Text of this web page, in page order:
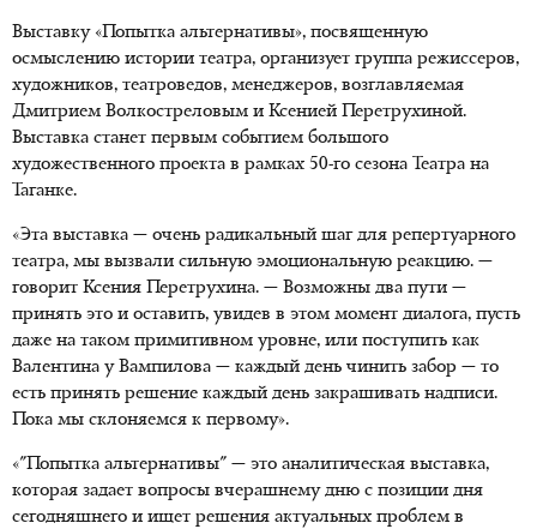
Выставку «Попытка альтернативы», посвященную
осмыслению истории театра, организует группа режиссеров,
художников, театроведов, менеджеров, возглавляемая
Дмитрием Волкостреловым и Ксенией Перетрухиной.
Выставка станет первым событием большого
художественного проекта в рамках 50-го сезона Театра на
Таганке.
«Эта выставка — очень радикальный шаг для репертуарного
театра, мы вызвали сильную эмоциональную реакцию. —
говорит Ксения Перетрухина. — Возможны два пути —
принять это и оставить, увидев в этом момент диалога, пусть
даже на таком примитивном уровне, или поступить как
Валентина у Вампилова — каждый день чинить забор — то
есть принять решение каждый день закрашивать надписи.
Пока мы склоняемся к первому».
«"Попытка альтернативы" — это аналитическая выставка,
которая задает вопросы вчерашнему дню с позиции дня
сегодняшнего и ищет решения актуальных проблем в